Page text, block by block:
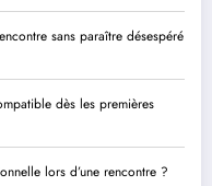
sans paraître désespéré
dès les premières
lors d’une rencontre ?